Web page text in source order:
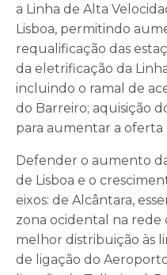
a Linha de Alta
Lisboa, permitindo
requalificação das
da eletrificação da
incluindo o ramal de
do Barreiro; aquisição
para aumentar a
Defender o aumento
de Lisboa e o
eixos: de Alcântara,
zona ocidental na
melhor distribuição às
de ligação do